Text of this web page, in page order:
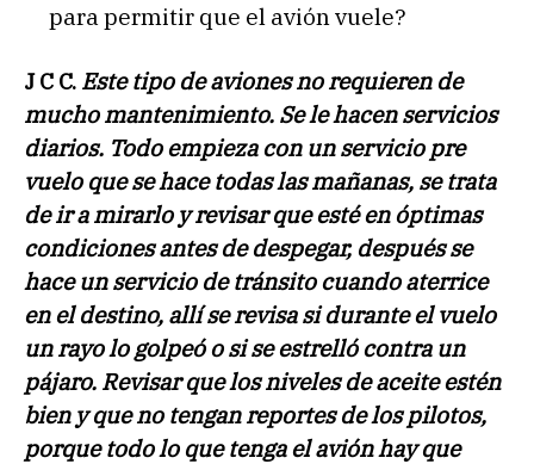
para permitir que el avión vuele?
J C C. Este tipo de aviones no requieren de
mucho mantenimiento. Se le hacen servicios
diarios. Todo empieza con un servicio pre
vuelo que se hace todas las mañanas, se trata
de ir a mirarlo y revisar que esté en óptimas
condiciones antes de despegar, después se
hace un servicio de tránsito cuando aterrice
en el destino, allí se revisa si durante el vuelo
un rayo lo golpeó o si se estrelló contra un
pájaro. Revisar que los niveles de aceite estén
bien y que no tengan reportes de los pilotos,
porque todo lo que tenga el avión hay que